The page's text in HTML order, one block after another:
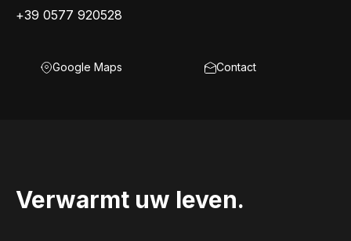
+39 0577 920528
Google Maps Contact
Verwarmt uw leven.